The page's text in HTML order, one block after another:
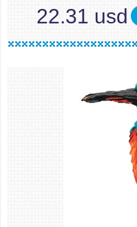
22.31 usd